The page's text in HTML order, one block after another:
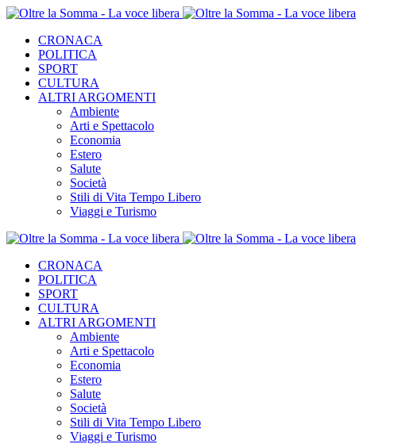
CRONACA
POLITICA
SPORT
CULTURA
ALTRI ARGOMENTI
Ambiente
Arti e Spettacolo
Economia
Estero
Salute
Società
Stili di Vita Tempo Libero
Viaggi e Turismo
CRONACA
POLITICA
SPORT
CULTURA
ALTRI ARGOMENTI
Ambiente
Arti e Spettacolo
Economia
Estero
Salute
Società
Stili di Vita Tempo Libero
Viaggi e Turismo